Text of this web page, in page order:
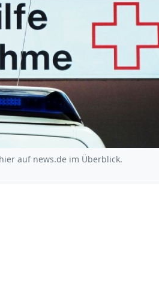
auf news.de im Überblick.